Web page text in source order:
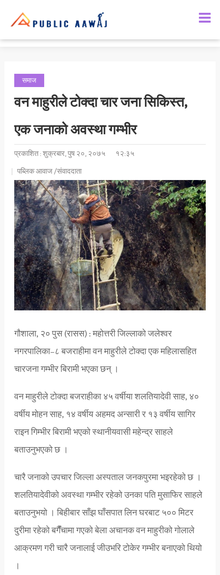
समाचार
समाज
अर्थतन्त्र
राशिफल
समाज
वन माहुरीले टोक्दा चार जना सिकिस्त,
एक जनाको अवस्था गम्भीर
प्रकाशित : शुक्रबार, पुष २०, २०७५
१२:३५
पब्लिक आवाज /संवाददाता
गौशाला, २० पुस (रासस) : महोत्तरी जिल्लाको जलेश्वर
नगरपालिका–८ बजराहीमा वन माहुरीले टोक्दा एक महिलासहित
चारजना गम्भीर बिरामी भएका छन् ।
वन माहुरीले टोक्दा बजराहीका ४५ वर्षीया शलतियादेवी साह, ४०
वर्षीय मोहन साह, १४ वर्षीय अहमद अन्सारी र १३ वर्षीय सागिर
राइन गिम्भीर बिरामी भएको स्थानीयवासी महेन्द्र साहले
बताउनुभएको छ ।
चारै जनाको उपचार जिल्ला अस्पताल जनकपुरमा भइरहेको छ ।
शलतियादेवीको अवस्था गम्भीर रहेको उनका पति मुसाफिर साहले
बताउनुभयो । बिहीबार साँझ घाँसपात लिन घरबाट ५०० मिटर
दुरीमा रहेको बगैंँचामा गएको बेला अचानक वन माहुरीको गोलाले
आक्रमण गरी चारै जनालाई जीउभरि टोकेर गम्भीर बनाएको थियो
।